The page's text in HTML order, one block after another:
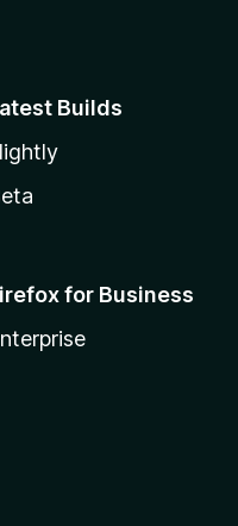
Builds
for Business